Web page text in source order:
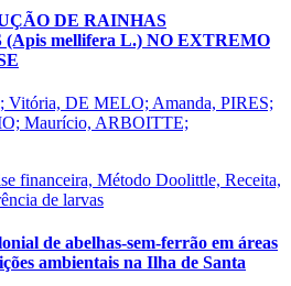
DE RAINHAS
mellifera L.) NO EXTREMO
Vitória, DE MELO; Amanda, PIRES;
Maurício, ARBOITTE;
financeira, Método Doolittle, Receita,
de larvas
de abelhas-sem-ferrão em áreas
ambientais na Ilha de Santa